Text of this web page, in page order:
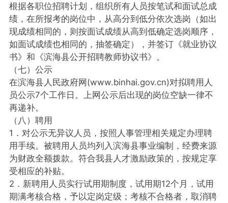
根据各职位招聘计划，组织所有人员按笔试和面试总成
绩，在所报考的岗位中，从高分到低分依次选岗（如出
现成绩相同的，则按面试成绩从高到低确定选岗顺序，
如面试成绩也相同的，抽签确定），并签订《就业协议
书》和《滨海县公开招聘教师协议书》。
（七）公示
在滨海县人民政府网(www.binhai.gov.cn)对拟聘用人
员公示7个工作日。上网公示后出现的岗位空缺一律不
再递补。
（八）聘用
1．对公示无异议人员，按照人事管理相关规定办理聘
用手续。被聘用人员均列入滨海县事业编制，经费来源
为财政全额拨款。符合我县人才激励政策的，按规定享
受相应的补贴。
2．新聘用人员实行试用期制度，试用期12个月，试用
期满考核合格，予以定岗定级；考核不合格者，取消聘